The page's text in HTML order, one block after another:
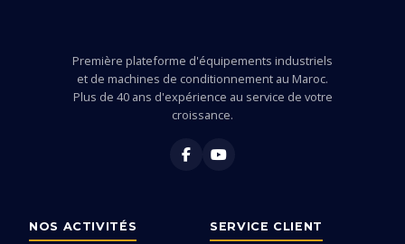
Première plateforme d'équipements industriels
et de machines de conditionnement au Maroc.
Plus de 40 ans d'expérience au service de votre
croissance.
NOS ACTIVITÉS SERVICE CLIENT